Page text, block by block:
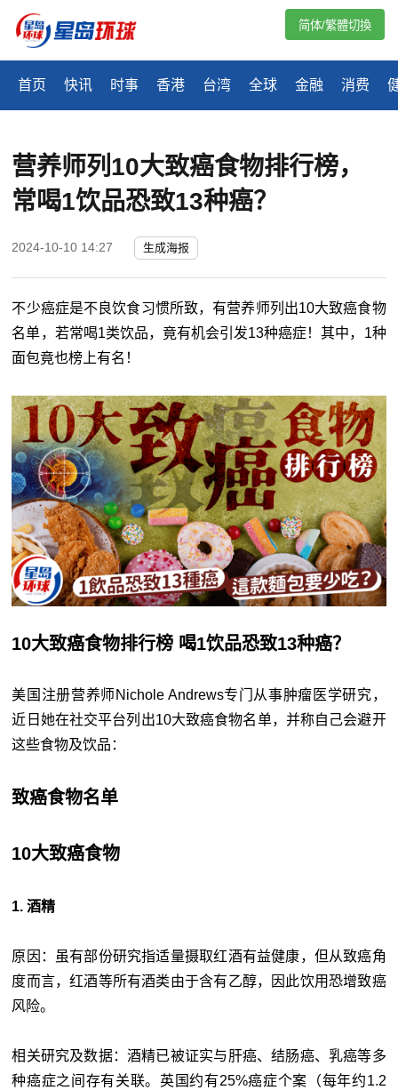
首页 快讯 时事 香港 台湾 全球 金融 消费
简体/繁體切換
营养师列10大致癌食物排行榜，
常喝1饮品恐致13种癌？
2024-10-10 14:27 生成海报
不少癌症是不良饮食习惯所致，有营养师列出10大致癌食物
名单，若常喝1类饮品，竟有机会引发13种癌症！其中，1种
面包竟也榜上有名！
10大致癌食物排行榜 喝1饮品恐致13种癌？
美国注册营养师Nichole Andrews专门从事肿瘤医学研究，
近日她在社交平台列出10大致癌食物名单，并称自己会避开
这些食物及饮品：
致癌食物名单
10大致癌食物
1. 酒精
原因：虽有部份研究指适量摄取红酒有益健康，但从致癌角
度而言，红酒等所有酒类由于含有乙醇，因此饮用恐增致癌
风险。
相关研究及数据：酒精已被证实与肝癌、结肠癌、乳癌等多
种癌症之间存有关联。英国约有25%癌症个案（每年约1.2